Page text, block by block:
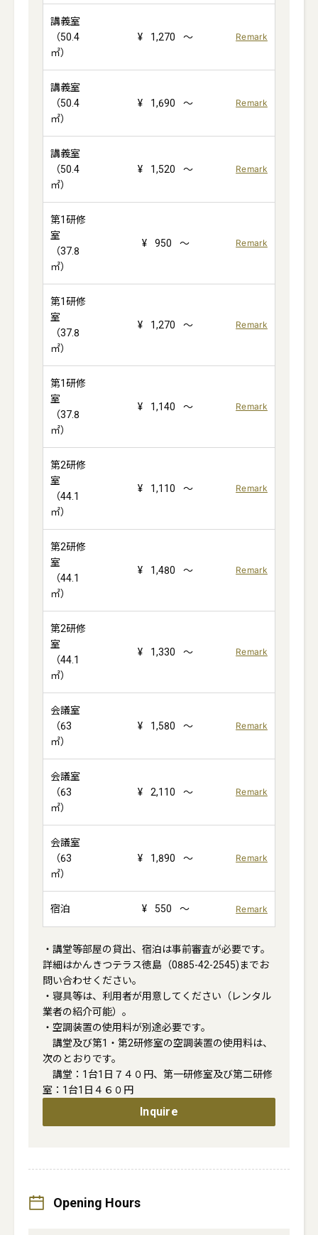
講義室
（50.4
㎡）
¥ 1,270 ～ Remark
講義室
（50.4
㎡）
¥ 1,690 ～ Remark
講義室
（50.4
㎡）
¥ 1,520 ～ Remark
第1研修
室
（37.8
㎡）
¥ 950 ～ Remark
第1研修
室
（37.8
㎡）
¥ 1,270 ～ Remark
第1研修
室
（37.8
㎡）
¥ 1,140 ～ Remark
第2研修
室
（44.1
㎡）
¥ 1,110 ～ Remark
第2研修
室
（44.1
㎡）
¥ 1,480 ～ Remark
第2研修
室
（44.1
㎡）
¥ 1,330 ～ Remark
会議室
（63
㎡）
¥ 1,580 ～ Remark
会議室
（63
㎡）
¥ 2,110 ～ Remark
会議室
（63
㎡）
¥ 1,890 ～ Remark
宿泊 ¥ 550 ～ Remark
・講堂等部屋の貸出、宿泊は事前審査が必要です。
詳細はかんきつテラス徳島（0885-42-2545)までお
問い合わせください。
・寝具等は、利用者が用意してください（レンタル
業者の紹介可能）。
・空調装置の使用料が別途必要です。
講堂及び第1・第2研修室の空調装置の使用料は、
次のとおりです。
講堂：1台1日７４０円、第一研修室及び第二研修
室：1台1日４６０円
Inquire
Opening Hours